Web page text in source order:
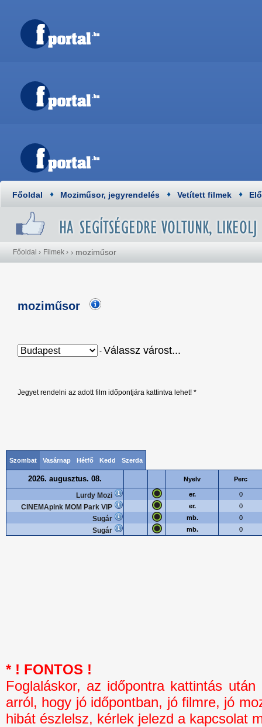
Főoldal Moziműsor, jegyrendelés Vetített filmek
Főoldal › Filmek › › moziműsor
moziműsor
- Válassz várost...
Jegyet rendelni az adott film időpontjára kattintva lehet! *
Szombat Vasárnap Hétfő Kedd Szerda
2026. augusztus. 08. Nyelv Perc
Lurdy Mozi er. 0
CINEMApink MOM Park VIP er. 0
Sugár mb. 0
Sugár mb. 0
* ! FONTOS !
Foglaláskor, az időpontra kattintás
arról, hogy jó időpontban, jó filmre, jó
hibát észlelsz, kérlek jelezd a kapcsolat